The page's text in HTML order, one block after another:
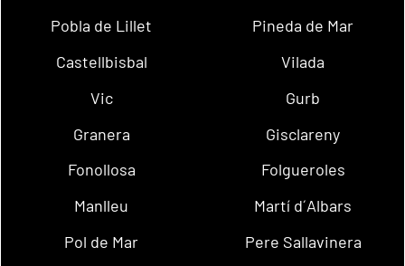
Pobla de Lillet
Pineda de Mar
Castellbisbal
Vilada
Vic
Gurb
Granera
Gisclareny
Fonollosa
Folgueroles
Manlleu
Martí d´Albars
Pol de Mar
Pere Sallavinera